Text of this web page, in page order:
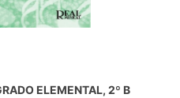
ELEMENTAL, 2º B